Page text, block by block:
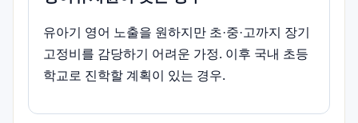
유아기 영어 노출을 원하지만 초·중·고까지 장기
고정비를 감당하기 어려운 가정. 이후 국내 초등
학교로 진학할 계획이 있는 경우.